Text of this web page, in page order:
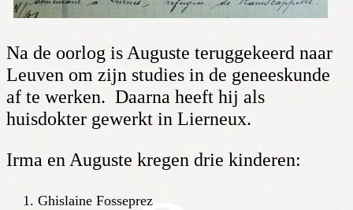
Na de oorlog is Auguste terug­gekeerd naar
Leuven om zijn studies in de genees­kunde
af te werken. Daarna heeft hij als
huisdokter gewerkt in Lierneux.
Irma en Auguste kregen drie kinderen:
Ghislaine Fosseprez